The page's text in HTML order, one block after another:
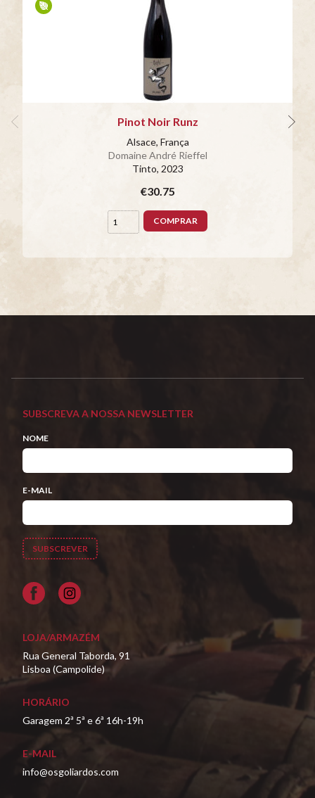
Pinot Noir Runz
Alsace, França
Domaine André Rieffel
Tinto, 2023
€30.75
COMPRAR
SUBSCREVA A NOSSA NEWSLETTER
NOME
E-MAIL
Facebook
LOJA/ARMAZÉM
Rua General Taborda, 91
Lisboa (Campolide)
HORÁRIO
Garagem 2ª 5ª e 6ª 16h-19h
E-MAIL
info@osgoliardos.com